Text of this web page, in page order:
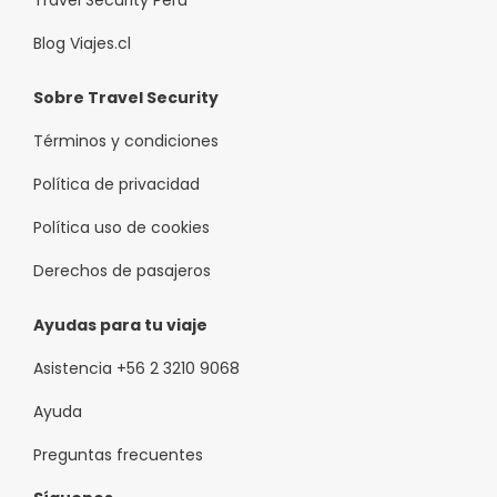
Blog Viajes.cl
Sobre Travel Security
Términos y condiciones
Política de privacidad
Política uso de cookies
Derechos de pasajeros
Ayudas para tu viaje
Asistencia +56 2 3210 9068
Ayuda
Preguntas frecuentes